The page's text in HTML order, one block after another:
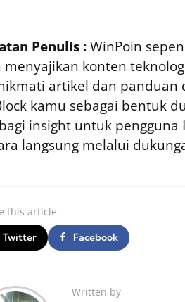
Penulis :WinPoin
menyajikan konten
artikel dan panduan
kamu sebagai bentuk
insight untuk pengguna
langsung melalui
this article
Twitter Facebook
Written by